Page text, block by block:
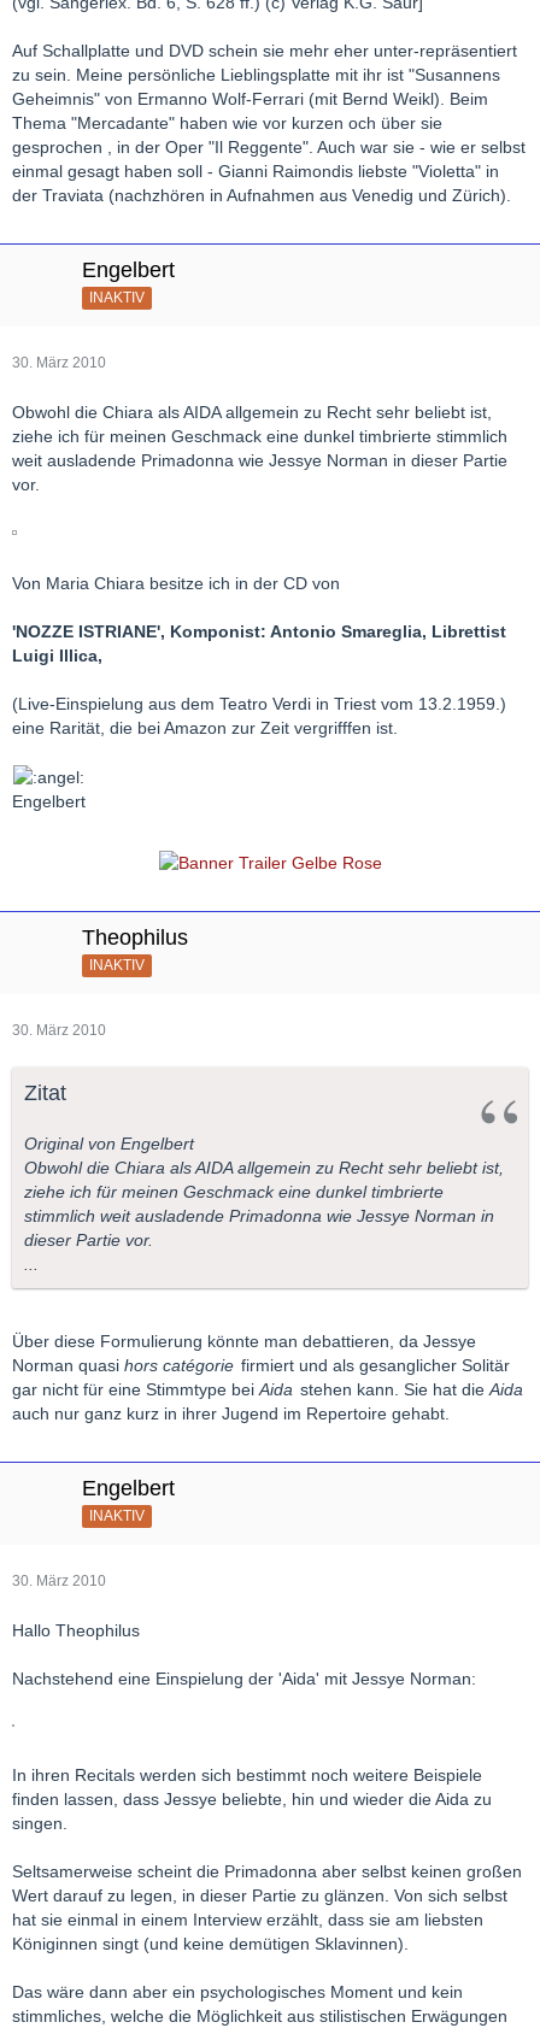
Auf Schallplatte und DVD schein sie mehr eher unter-repräsentiert
zu sein. Meine persönliche Lieblingsplatte mit ihr ist "Susannens
Geheimnis" von Ermanno Wolf-Ferrari (mit Bernd Weikl). Beim
Thema "Mercadante" haben wie vor kurzen och über sie
gesprochen , in der Oper "Il Reggente". Auch war sie - wie er selbst
einmal gesagt haben soll - Gianni Raimondis liebste "Violetta" in
der Traviata (nachzhören in Aufnahmen aus Venedig und Zürich).
Engelbert
INAKTIV
30. März 2010
Obwohl die Chiara als AIDA allgemein zu Recht sehr beliebt ist,
ziehe ich für meinen Geschmack eine dunkel timbrierte stimmlich
weit ausladende Primadonna wie Jessye Norman in dieser Partie
vor.
Von Maria Chiara besitze ich in der CD von
'NOZZE ISTRIANE', Komponist: Antonio Smareglia, Librettist
Luigi Illica,
(Live-Einspielung aus dem Teatro Verdi in Triest vom 13.2.1959.)
eine Rarität, die bei Amazon zur Zeit vergrifffen ist.
Engelbert
Theophilus
INAKTIV
30. März 2010
Zitat
Original von Engelbert
Obwohl die Chiara als AIDA allgemein zu Recht sehr beliebt ist,
ziehe ich für meinen Geschmack eine dunkel timbrierte
stimmlich weit ausladende Primadonna wie Jessye Norman in
dieser Partie vor.
Über diese Formulierung könnte man debattieren, da Jessye
Norman quasi hors catégorie firmiert und als gesanglicher Solitär
gar nicht für eine Stimmtype bei Aida stehen kann. Sie hat die Aida
auch nur ganz kurz in ihrer Jugend im Repertoire gehabt.
Engelbert
INAKTIV
30. März 2010
Hallo Theophilus
Nachstehend eine Einspielung der 'Aida' mit Jessye Norman:
In ihren Recitals werden sich bestimmt noch weitere Beispiele
finden lassen, dass Jessye beliebte, hin und wieder die Aida zu
singen.
Seltsamerweise scheint die Primadonna aber selbst keinen großen
Wert darauf zu legen, in dieser Partie zu glänzen. Von sich selbst
hat sie einmal in einem Interview erzählt, dass sie am liebsten
Königinnen singt (und keine demütigen Sklavinnen).
Das wäre dann aber ein psychologisches Moment und kein
stimmliches, welche die Möglichkeit aus stilistischen Erwägungen